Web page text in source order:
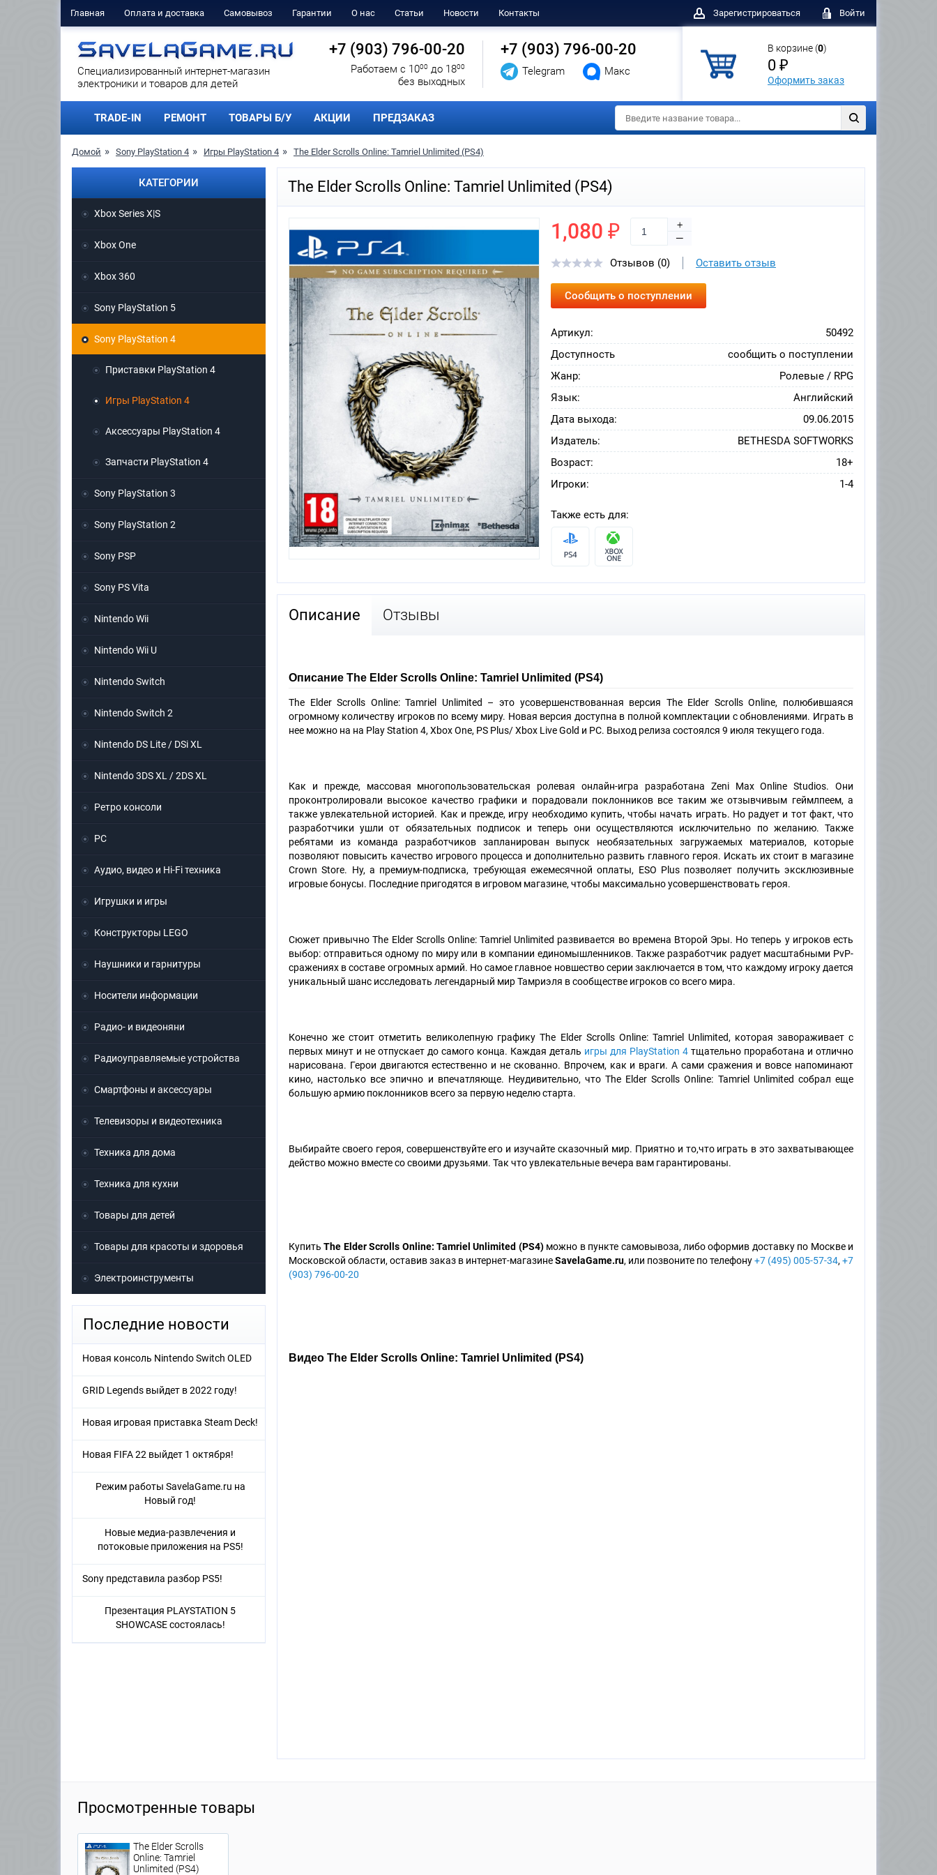
Главная Оплата и доставка Самовывоз Гарантии О нас Статьи Новости Контакты Зарегистрироваться Войти
Cпециализированный интернет-магазин
электроники и товаров для детей
+7 (903) 796-00-20
Работаем с 1000 до 1800
без выходных
+7 (903) 796-00-20
Telegram Макс
В корзине (0)
0 ₽
Оформить заказ
TRADE-IN РЕМОНТ ТОВАРЫ Б/У АКЦИИ ПРЕДЗАКАЗ
Домой Sony PlayStation 4 Игры PlayStation 4 The Elder Scrolls Online: Tamriel Unlimited (PS4)
The Elder Scrolls Online: Tamriel Unlimited (PS4)
1,080 ₽
+
—
Отзывов (0)
Оставить отзыв
Сообщить о поступлении
Артикул:
50492
Доступность
сообщить о поступлении
Жанр:
Ролевые / RPG
Язык:
Английский
Дата выхода:
09.06.2015
Издатель:
BETHESDA SOFTWORKS
Возраст:
18+
Игроки:
1-4
Также есть для:
Описание Отзывы
Описание The Elder Scrolls Online: Tamriel Unlimited (PS4)
The Elder Scrolls Online: Tamriel Unlimited – это усовершенствованная версия The Elder Scrolls Online, полюбившаяся
огромному количеству игроков по всему миру. Новая версия доступна в полной комплектации с обновлениями. Играть в
нее можно на на Play Station 4, Xbox One, PS Plus/ Xbox Live Gold и РС. Выход релиза состоялся 9 июля текущего года.
Как и прежде, массовая многопользовательская ролевая онлайн-игра разработана Zeni Max Online Studios. Они
проконтролировали высокое качество графики и порадовали поклонников все таким же отзывчивым геймлпеем, а
также увлекательной историей. Как и прежде, игру необходимо купить, чтобы начать играть. Но радует и тот факт, что
разработчики ушли от обязательных подписок и теперь они осуществляются исключительно по желанию. Также
ребятами из команда разработчиков запланирован выпуск необязательных загружаемых материалов, которые
позволяют повысить качество игрового процесса и дополнительно развить главного героя. Искать их стоит в магазине
Crown Store. Ну, а премиум-подписка, требующая ежемесячной оплаты, ESO Plus позволяет получить эксклюзивные
игровые бонусы. Последние пригодятся в игровом магазине, чтобы максимально усовершенствовать героя.
Сюжет привычно The Elder Scrolls Online: Tamriel Unlimited развивается во времена Второй Эры. Но теперь у игроков есть
выбор: отправиться одному по миру или в компании единомышленников. Также разработчик радует масштабными PvP-
сражениях в составе огромных армий. Но самое главное новшество серии заключается в том, что каждому игроку дается
уникальный шанс исследовать легендарный мир Тамриэля в сообществе игроков со всего мира.
Конечно же стоит отметить великолепную графику The Elder Scrolls Online: Tamriel Unlimited, которая завораживает с
первых минут и не отпускает до самого конца. Каждая деталь игры для PlayStation 4 тщательно проработана и отлично
нарисована. Герои двигаются естественно и не скованно. Впрочем, как и враги. А сами сражения и вовсе напоминают
кино, настолько все эпично и впечатляюще. Неудивительно, что The Elder Scrolls Online: Tamriel Unlimited собрал еще
большую армию поклонников всего за первую неделю старта.
Выбирайте своего героя, совершенствуйте его и изучайте сказочный мир. Приятно и то,что играть в это захватывающее
действо можно вместе со своими друзьями. Так что увлекательные вечера вам гарантированы.
КупитьThe Elder Scrolls Online: Tamriel Unlimited (PS4)можно в пункте самовывоза, либо оформив доставку по Москве и
Московской области, оставив заказ в интернет-магазинеSavelaGame.ru, или позвоните по телефону+7 (495) 005-57-34,+7
(903) 796-00-20
Видео The Elder Scrolls Online: Tamriel Unlimited (PS4)
КАТЕГОРИИ
Xbox Series X|S
Xbox One
Xbox 360
Sony PlayStation 5
Sony PlayStation 4
Приставки PlayStation 4
Игры PlayStation 4
Аксессуары PlayStation 4
Запчасти PlayStation 4
Sony PlayStation 3
Sony PlayStation 2
Sony PSP
Sony PS Vita
Nintendo Wii
Nintendo Wii U
Nintendo Switch
Nintendo Switch 2
Nintendo DS Lite / DSi XL
Nintendo 3DS XL / 2DS XL
Ретро консоли
PC
Аудио, видео и Hi-Fi техника
Игрушки и игры
Конструкторы LEGO
Наушники и гарнитуры
Носители информации
Радио- и видеоняни
Радиоуправляемые устройства
Смартфоны и аксессуары
Телевизоры и видеотехника
Техника для дома
Техника для кухни
Товары для детей
Товары для красоты и здоровья
Электроинструменты
Последние новости
Новая консоль Nintendo Switch OLED
GRID Legends выйдет в 2022 году!
Новая игровая приставка Steam Deck!
Новая FIFA 22 выйдет 1 октября!
Режим работы SavelaGame.ru на
Новый год!
Новые медиа-развлечения и
потоковые приложения на PS5!
Sony представила разбор PS5!
Презентация PLAYSTATION 5
SHOWCASE состоялась!
Просмотренные товары
The Elder Scrolls
Online: Tamriel
Unlimited (PS4)